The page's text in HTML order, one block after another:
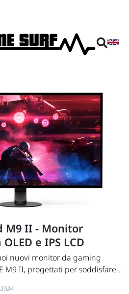
M9 II - Monitor
e IPS LCD
nuovi monitor da gaming
M9 II, progettati per soddisfare...